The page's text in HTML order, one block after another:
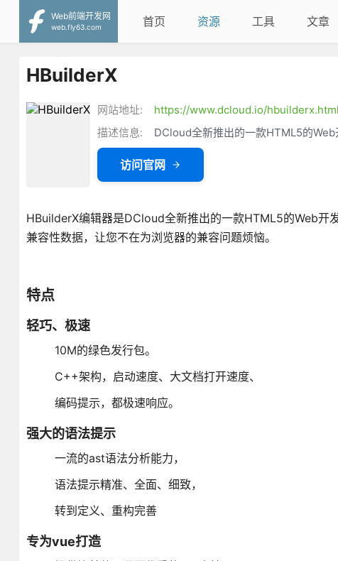
Web前端开发网
web.fly63.com
首页 资源 工具 文章
HBuilderX
网站地址:
https://www.dcloud.io/hbuilderx.html
描述信息:
DCloud全新推出的一款HTML5的Web
访问官网
HBuilderX编辑器是DCloud全新推出的一款HTML5的Web开
兼容性数据，让您不在为浏览器的兼容问题烦恼。
特点
轻巧、极速
10M的绿色发行包。
C++架构，启动速度、大文档打开速度、
编码提示，都极速响应。
强大的语法提示
一流的ast语法分析能力，
语法提示精准、全面、细致，
转到定义、重构完善
专为vue打造